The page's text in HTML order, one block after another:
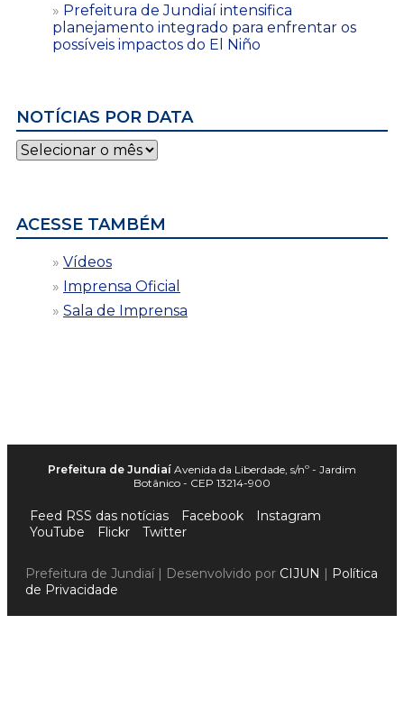
Prefeitura de Jundiaí intensifica
planejamento integrado para enfrentar os
possíveis impactos do El Niño
NOTÍCIAS POR DATA
Notícias
por
ACESSE TAMBÉM
Vídeos
Imprensa Oficial
Sala de Imprensa
Prefeitura de Jundiaí Avenida da Liberdade, s/nº - Jardim
Botânico - CEP 13214-900
Feed RSS das notícias Facebook
Instagram
YouTube
Flickr Twitter
Prefeitura de Jundiaí | Desenvolvido por CIJUN | Política
de Privacidade